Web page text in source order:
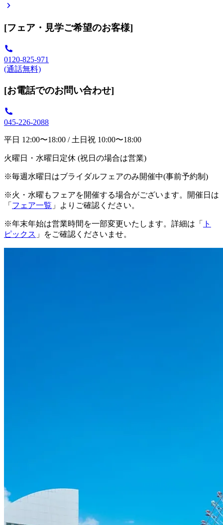
[フェア・見学ご希望のお客様]
0120-825-971
(通話無料)
[お電話でのお問い合わせ]
045-226-2088
平日 12:00〜18:00 / 土日祝 10:00〜18:00
火曜日・水曜日定休 (祝日の場合は営業)
※毎週水曜日はブライダルフェアのみ開催中(事前予約制)
※火・水曜もフェアを開催する場合がございます。開催日は
「 フェア一覧 」よりご確認ください。
※年末年始は営業時間を一部変更いたします。詳細は「
ト
ピックス 」をご確認くださいませ。